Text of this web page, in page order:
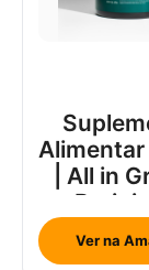
Alimentar
| All in
Abacaxi
Ver na